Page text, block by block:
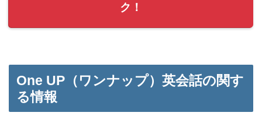
ク！
One UP（ワンナップ）英会話の関す
る情報